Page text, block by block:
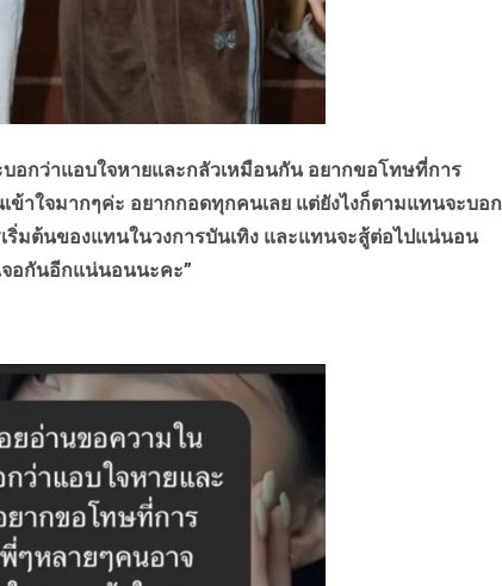
าแอบใจหายและกลัวเหมือนกัน อยากขอโทษที่การ
าใจมากๆค่ะ อยากกอดทุกคนเลย แต่ยังไงก็ตามแทนจะบอก
ริ่มต้นของแทนในวงการบันเทิง และแทนจะสู้ต่อไปแน่นอน
จอกันอีกแน่นอนนะคะ”